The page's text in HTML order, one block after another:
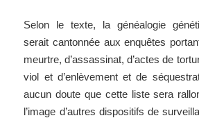
Selon le texte, la généalogie
serait cantonnée aux enquêtes
meurtre, d’assassinat, d’actes de
viol et d’enlèvement et de
aucun doute que cette liste sera
l’image d’autres dispositifs de